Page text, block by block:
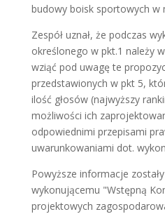
budowy boisk sportowych w
Zespół uznał, że podczas
określonego w pkt.1 należy
wziąć pod uwagę te
przedstawionych w pkt 5,
ilość głosów (najwyższy
możliwości ich
odpowiednimi przepisami
uwarunkowaniami dot.
Powyższe informacje
wykonującemu "Wstępną
projektowych